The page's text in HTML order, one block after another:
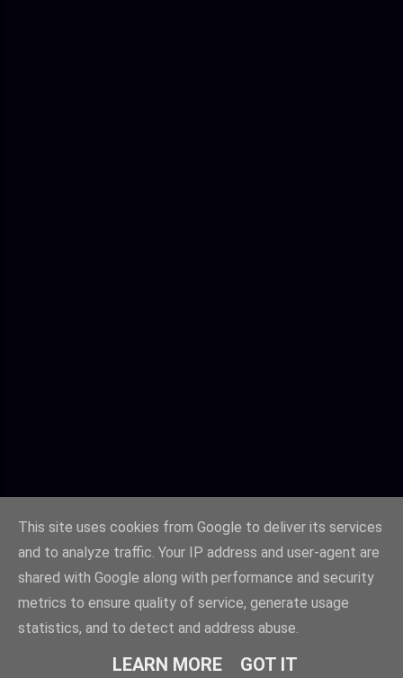
Fourni par Blogger
This site uses cookies from Google to deliver its services
and to analyze traffic. Your IP address and user-agent are
shared with Google along with performance and security
metrics to ensure quality of service, generate usage
statistics, and to detect and address abuse.
LEARN MORE GOT IT